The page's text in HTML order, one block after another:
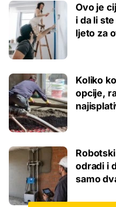
Ovo je
i da li
ljeto za
Koliko
opcije,
odradi i
samo